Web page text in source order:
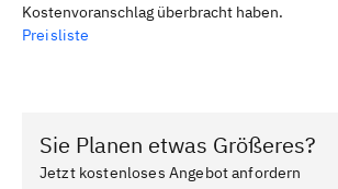
Kostenvoranschlag überbracht haben.
Preisliste
Sie Planen etwas Größeres?
Jetzt kostenloses Angebot anfordern